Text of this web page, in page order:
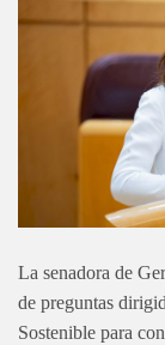
La senadora de
de preguntas
Sostenible para